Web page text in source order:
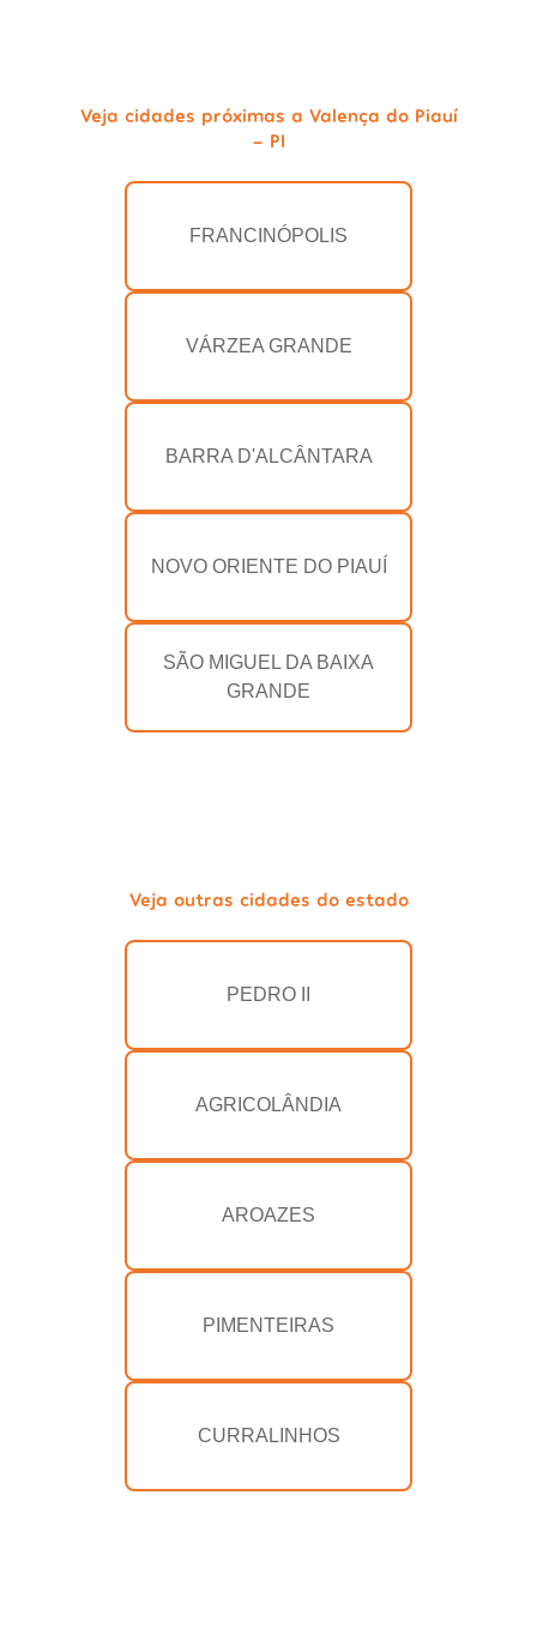
Veja cidades próximas a Valença do Piauí
- PI
FRANCINÓPOLIS
VÁRZEA GRANDE
BARRA D'ALCÂNTARA
NOVO ORIENTE DO PIAUÍ
SÃO MIGUEL DA BAIXA
GRANDE
Veja outras cidades do estado
PEDRO II
AGRICOLÂNDIA
AROAZES
PIMENTEIRAS
CURRALINHOS